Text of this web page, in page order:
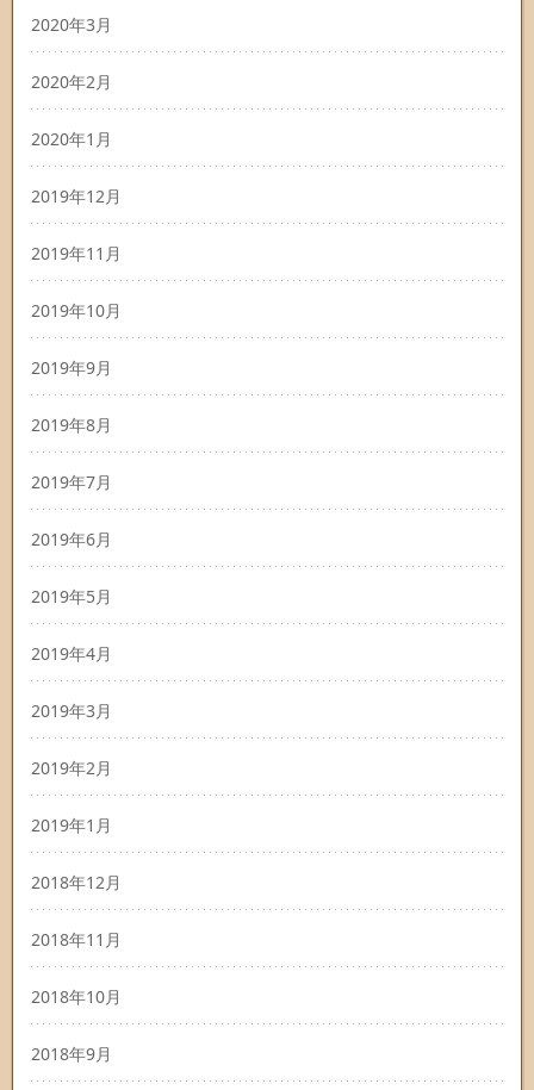
2020年3月
2020年2月
2020年1月
2019年12月
2019年11月
2019年10月
2019年9月
2019年8月
2019年7月
2019年6月
2019年5月
2019年4月
2019年3月
2019年2月
2019年1月
2018年12月
2018年11月
2018年10月
2018年9月